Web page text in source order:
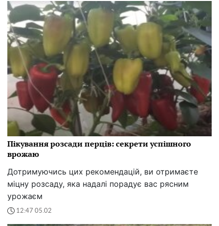
Пікування розсади перців: секрети успішного
врожаю
Дотримуючись цих рекомендацій, ви отримаєте
міцну розсаду, яка надалі порадує вас рясним
урожаєм
12:47 05.02